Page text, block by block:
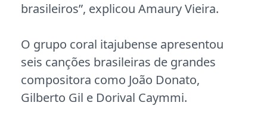
brasileiros”, explicou Amaury Vieira.
O grupo coral itajubense apresentou
seis canções brasileiras de grandes
compositora como João Donato,
Gilberto Gil e Dorival Caymmi.